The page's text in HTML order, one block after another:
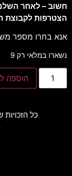
חשוב – לאחר
הצטרפות לקבוצת
אנא בחרו מספר
נשארו במלאי רק 9
הוספה
כל הזכויות